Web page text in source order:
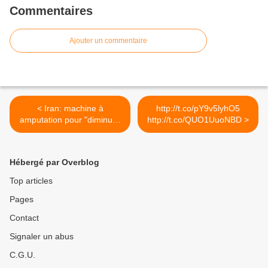
Commentaires
Ajouter un commentaire
< Iran: machine à
amputation pour "diminuer
les...
http://t.co/pY9v5lyhO5
http://t.co/QUO1UuoNBD >
Hébergé par Overblog
Top articles
Pages
Contact
Signaler un abus
C.G.U.